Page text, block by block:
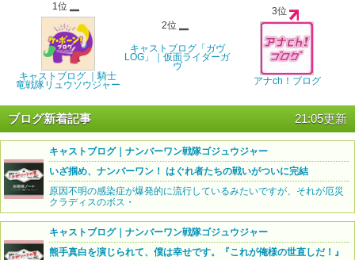
1位
キャストブログ ｜騎士
竜戦隊リュウソウジャー
2位
キャストブログ「ガヴ
LOG」｜仮面ライダーガ
ヴ
3位
アナch！ブログ
ブログ新着記事 21:05更新
キャストブログ｜ナンバーワン戦隊ゴジュウジャー
いざ掴め、ナンバーワン！ はぐれ者たちの戦いがついに完結
原因不明の感染症が爆発的に流行しているみたいですが、それが厄災
クラディスのボス・
キャストブログ｜ナンバーワン戦隊ゴジュウジャー
熊手真白を演じられて、僕は幸せです。『これが俺様の世直しだ！』